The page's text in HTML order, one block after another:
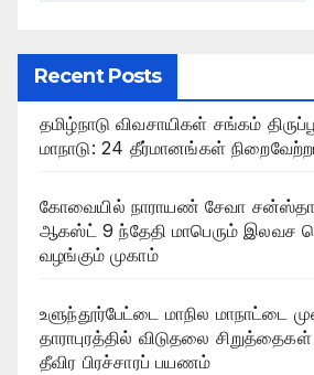
Recent Posts
தமிழ்நாடு விவசாயிகள் சங்கம்
மாநாடு: 24 தீர்மானங்கள்
கோவையில் நாராயண் சேவா
ஆகஸ்ட் 9 ந்தேதி மாபெரும் இலவச
வழங்கும் முகாம்
உளுந்தூர்பேட்டை மாநில மாநாட்டை
தாராபுரத்தில் விடுதலை
தீவிர பிரச்சாரப் பயணம்